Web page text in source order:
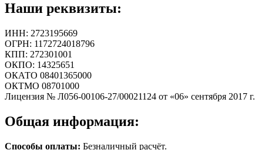
Наши реквизиты:
ИНН: 2723195669
ОГРН: 1172724018796
КПП: 272301001
ОКПО: 14325651
ОКАТО 08401365000
ОКТМО 08701000
Лицензия № Л056-00106-27/00021124 от «06» сентября 2017 г.
Общая информация:
Способы оплаты: Безналичный расчёт.